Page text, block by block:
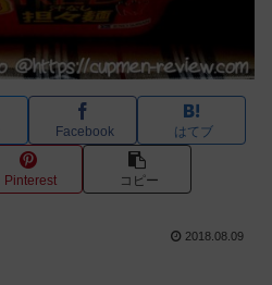
Facebook はてブ
Pinterest コピー
2018.08.09